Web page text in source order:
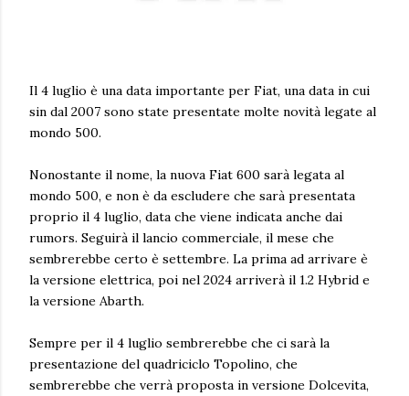
Il 4 luglio è una data importante per Fiat, una data in cui
sin dal 2007 sono state presentate molte novità legate al
mondo 500.
Nonostante il nome, la nuova Fiat 600 sarà legata al
mondo 500, e non è da escludere che sarà presentata
proprio il 4 luglio, data che viene indicata anche dai
rumors. Seguirà il lancio commerciale, il mese che
sembrerebbe certo è settembre. La prima ad arrivare è
la versione elettrica, poi nel 2024 arriverà il 1.2 Hybrid e
la versione Abarth.
Sempre per il 4 luglio sembrerebbe che ci sarà la
presentazione del quadriciclo Topolino, che
sembrerebbe che verrà proposta in versione Dolcevita,